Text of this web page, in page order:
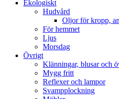
Ekologiskt
Hudvård
Oljor för kropp,
För hemmet
Ljus
Morsdag
Övrigt
Klänningar, blusar och
Mygg fritt
Reflexer och lampor
Svampplockning